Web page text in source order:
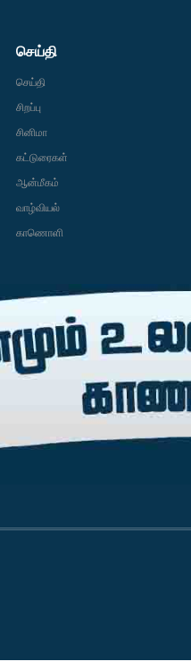
செய்தி
செய்தி
சிறப்பு
சினிமா
கட்டுரைகள்
ஆன்மீகம்
வாழ்வியல்
காணொளி